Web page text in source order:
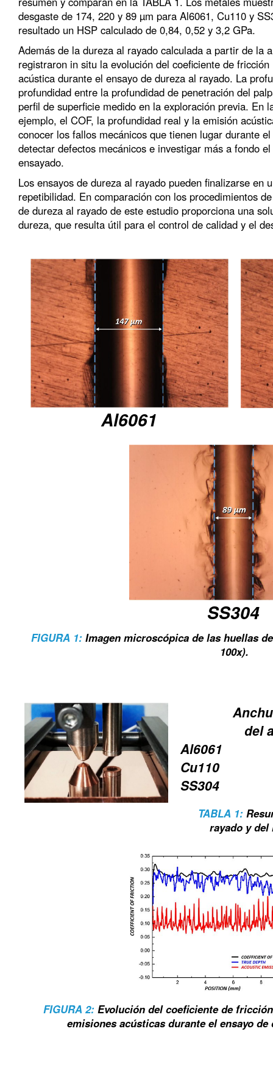
desgaste de 174, 220 y 89 µm para Al6061, Cu110 y
resultado un HSP calculado de 0,84, 0,52 y 3,2 GPa.
Además de la dureza al rayado calculada a partir de la
registraron in situ la evolución del coeficiente de
acústica durante el ensayo de dureza al rayado. La
profundidad entre la profundidad de penetración del
perfil de superficie medido en la exploración previa. En
ejemplo, el COF, la profundidad real y la emisión
conocer los fallos mecánicos que tienen lugar durante
detectar defectos mecánicos e investigar más a fondo
ensayado.
Los ensayos de dureza al rayado pueden finalizarse en
repetibilidad. En comparación con los procedimientos
de dureza al rayado de este estudio proporciona una
dureza, que resulta útil para el control de calidad y el
Al6061
SS304
FIGURA 1: Imagen microscópica de las huellas
100x).
del
Al6061
Cu110
SS304
TABLA 1:
rayado y del
FIGURA 2:Evolución del coeficiente de
emisiones acústicas durante el ensayo de